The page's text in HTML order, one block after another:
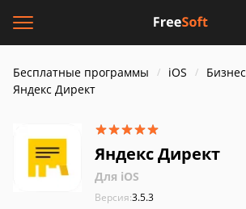
Бесплатные программы iOS Бизнес
Яндекс Директ
Яндекс Директ
Для iOS
Версия:3.5.3